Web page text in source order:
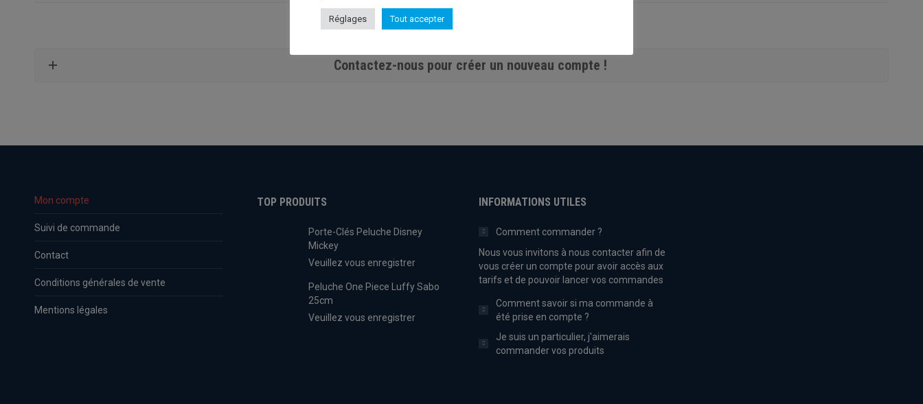
Contactez-nous pour créer un nouveau compte !
Mon compte
Suivi de commande
Contact
Conditions générales de vente
Mentions légales
TOP PRODUITS
Porte-Clés Peluche Disney
Mickey
Veuillez vous enregistrer
Peluche One Piece Luffy Sabo
25cm
Veuillez vous enregistrer
INFORMATIONS UTILES
Comment commander ?
Nous vous invitons à nous contacter afin de
vous créer un compte pour avoir accès aux
tarifs et de pouvoir lancer vos commandes
Comment savoir si ma commande à
été prise en compte ?
Je suis un particulier, j'aimerais
commander vos produits
Réglages Tout accepter